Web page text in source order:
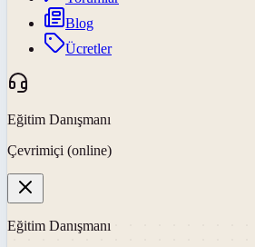
Blog
Ücretler
Eğitim Danışmanı
Çevrimiçi (online)
Eğitim Danışmanı